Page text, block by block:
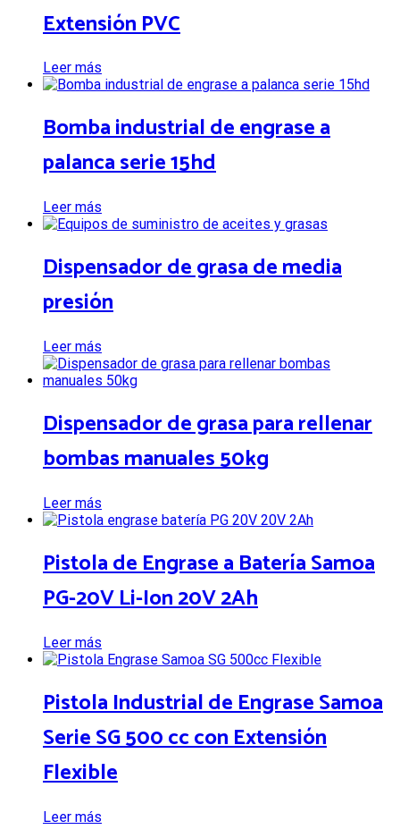
Extensión PVC
Leer más
Bomba industrial de engrase a
palanca serie 15hd
Leer más
Dispensador de grasa de media
presión
Leer más
Dispensador de grasa para rellenar
bombas manuales 50kg
Leer más
Pistola de Engrase a Batería Samoa
PG-20V Li-Ion 20V 2Ah
Leer más
Pistola Industrial de Engrase Samoa
Serie SG 500 cc con Extensión
Flexible
Leer más